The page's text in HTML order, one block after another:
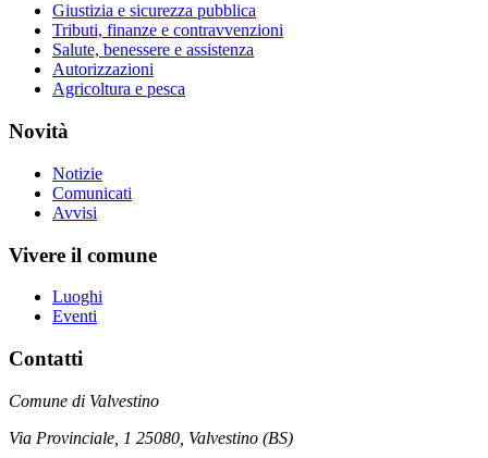
Giustizia e sicurezza pubblica
Tributi, finanze e contravvenzioni
Salute, benessere e assistenza
Autorizzazioni
Agricoltura e pesca
Novità
Notizie
Comunicati
Avvisi
Vivere il comune
Luoghi
Eventi
Contatti
Comune di Valvestino
Via Provinciale, 1 25080, Valvestino (BS)